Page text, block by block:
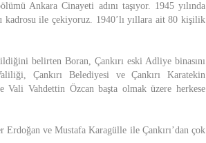
Ankara Cinayeti adını taşıyor. 1945 yılında
ile çekiyoruz. 1940’lı yıllara ait 80 kişilik
belirten Boran, Çankırı eski Adliye binasını
Çankırı Belediyesi ve Çankırı Karatekin
Vali Vahdettin Özcan başta olmak üzere herkese
Erdoğan ve Mustafa Karagülle ile Çankırı’dan çok